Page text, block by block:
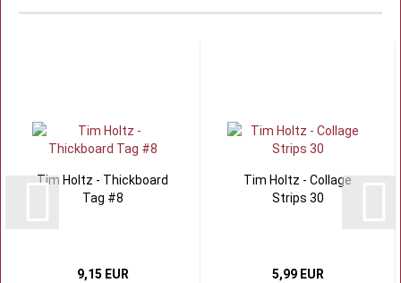
Tim Holtz - Thickboard
Tag #8
9,15 EUR
Tim Holtz - Collage
Strips 30
5,99 EUR